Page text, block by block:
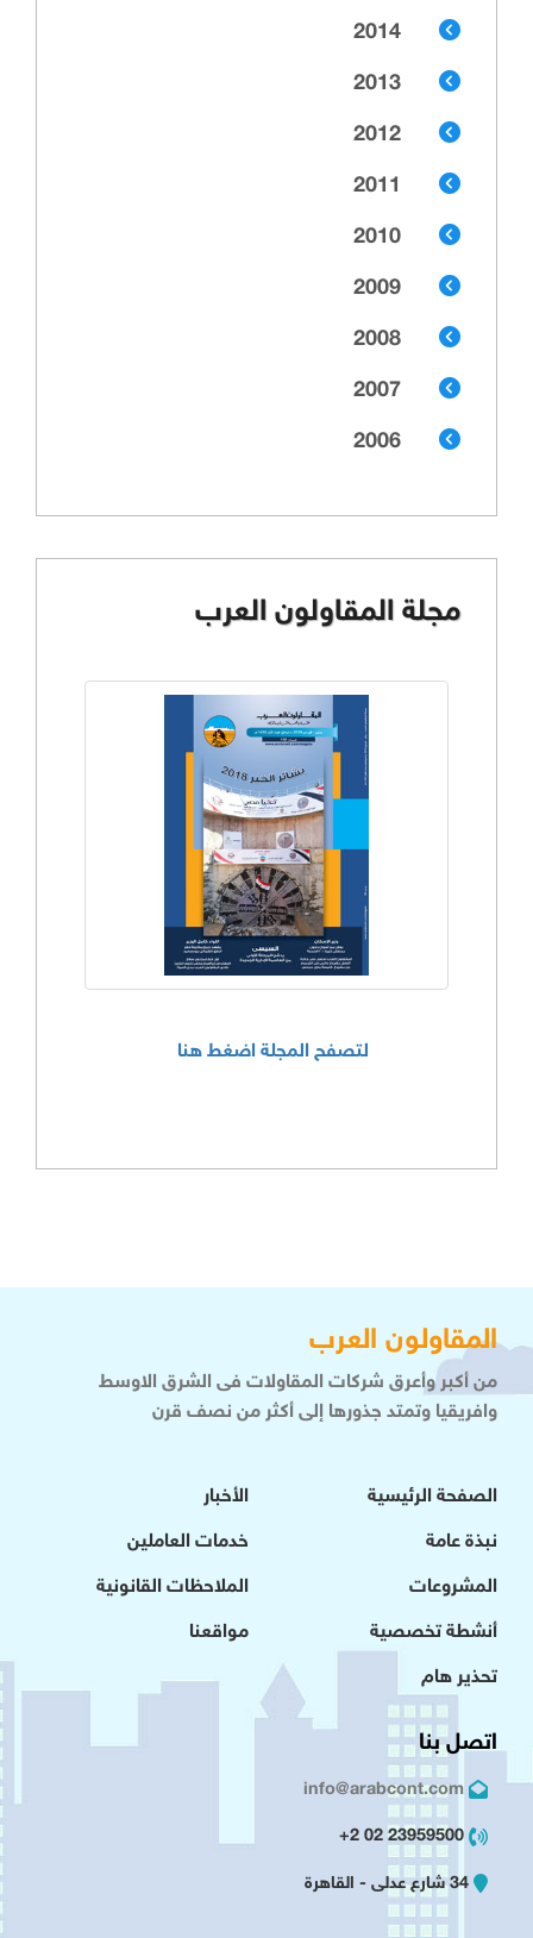
2014
2013
2012
2011
2010
2009
2008
2007
2006
مجلة المقاولون العرب
لتصفح المجلة اضغط هنا
المقاولون العرب
من أكبر وأعرق شركات المقاولات فى الشرق الاوسط
وافريقيا وتمتد جذورها إلى أكثر من نصف قرن
الصفحة الرئيسية
نبذة عامة
المشروعات
أنشطة تخصصية
تحذير هام
الأخبار
خدمات العاملين
الملاحظات القانونية
مواقعنا
اتصل بنا
info@arabcont.com
23959500 02 2+
34 شارع عدلى - القاهرة